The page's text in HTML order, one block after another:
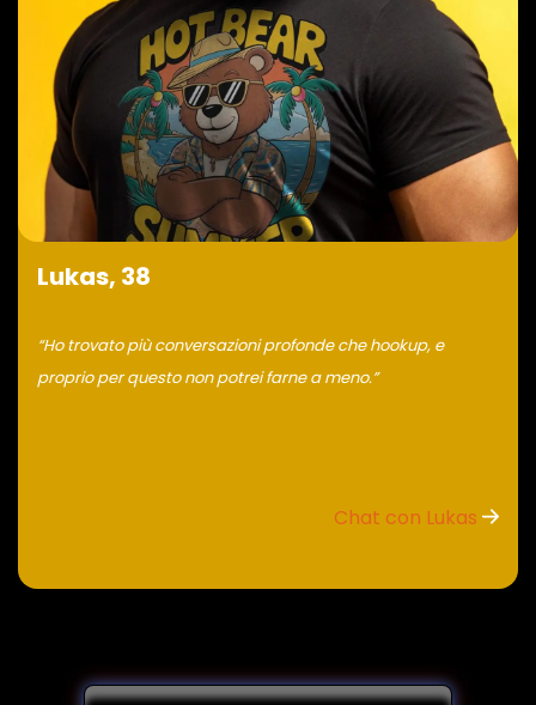
Lukas, 38
“Ho trovato più conversazioni profonde che hookup, e
proprio per questo non potrei farne a meno.”
Chat con Lukas